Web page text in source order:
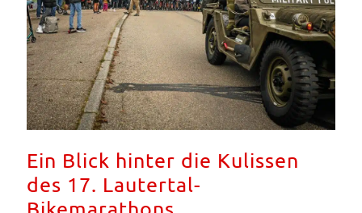
Ein Blick hinter die Kulissen
des 17. Lautertal-